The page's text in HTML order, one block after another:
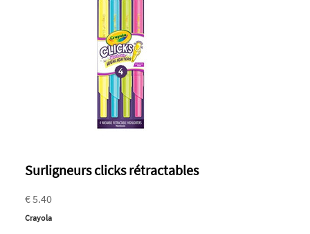
Surligneurs clicks rétractables
€ 5.40
Crayola